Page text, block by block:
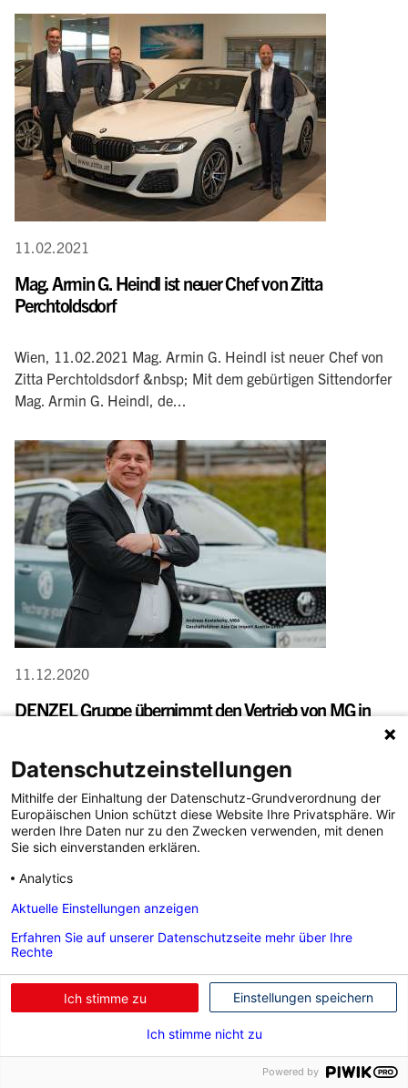
11.02.2021
Mag. Armin G. Heindl ist neuer Chef von Zitta
Perchtoldsdorf
Wien, 11.02.2021 Mag. Armin G. Heindl ist neuer Chef von
Zitta Perchtoldsdorf &nbsp; Mit dem gebürtigen Sittendorfer
Mag. Armin G. Heindl, de...
11.12.2020
DENZEL Gruppe übernimmt den Vertrieb von MG in
Wien, 10.12.2020 MG Motor Österreich: DENZEL Gruppe
übernimmt den Vertrieb von MG in Österreich &nbsp; Als
Teil der DENZEL Gruppe übernimmt di...
Datenschutzeinstellungen
Mithilfe der Einhaltung der Datenschutz-Grundverordnung der
Europäischen Union schützt diese Website Ihre Privatsphäre. Wir
werden Ihre Daten nur zu den Zwecken verwenden, mit denen
Sie sich einverstanden erklären.
Analytics
Ich stimme zu
Ich stimme nicht zu
Aktuelle Einstellungen anzeigen
Erfahren Sie auf unserer Datenschutzseite mehr über Ihre
Rechte
Einstellungen speichern
Powered by